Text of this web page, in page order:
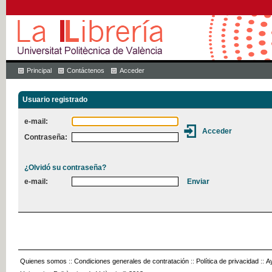
Principal Contáctenos Acceder
Usuario registrado
e-mail:
Contraseña:
¿Olvidó su contraseña?
e-mail:
Quienes somos :: Condiciones generales de contratación :: Política de privacidad ::